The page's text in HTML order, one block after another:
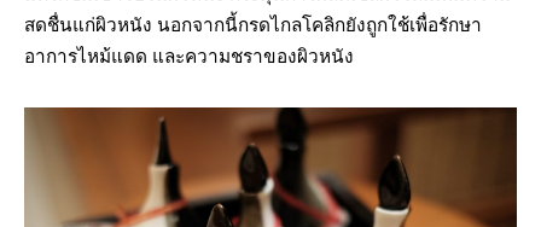
สดชื่นแก่ผิวหนัง นอกจากนี้กรดไกลโคลิกยังถูกใช้เพื่อรักษา
อาการไหม้แดด และความชราของผิวหนัง